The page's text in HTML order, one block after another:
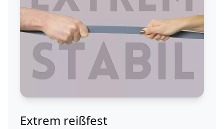
Extrem reißfest